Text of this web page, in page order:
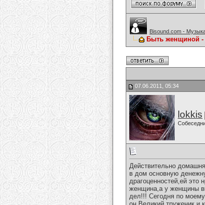
Bisound.com -
Быть женщиной -
07.06.2011, 05:34
lokkis
Действительно
в дом основную
драгоценностей,ей это
женщина,а у женщины
дел!!! Сегодня по